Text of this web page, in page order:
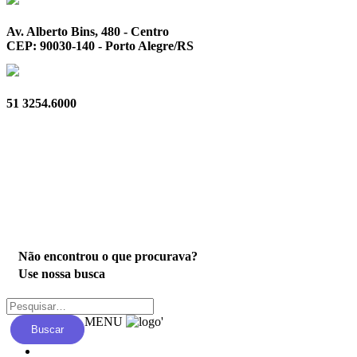
Av. Alberto Bins, 480 - Centro
CEP: 90030-140 - Porto Alegre/RS
51 3254.6000
Não encontrou o que procurava?
Use nossa busca
Buscar
MENU '